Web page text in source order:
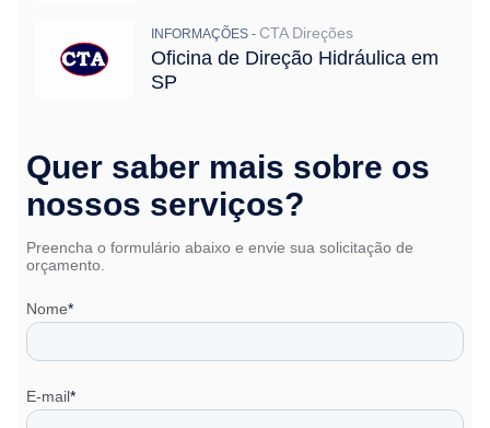
INFORMAÇÕES - CTA Direções
Oficina de Direção Hidráulica em
SP
Quer saber mais sobre os
nossos serviços?
Preencha o formulário abaixo e envie sua solicitação de
orçamento.
Nome*
E-mail*